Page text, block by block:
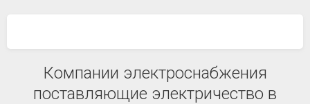
Компании электроснабжения
поставляющие электричество в